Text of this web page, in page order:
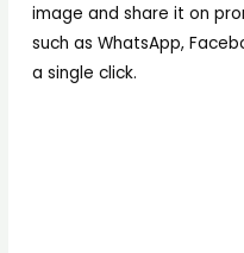
image and share it on
such as WhatsApp,
a single click.